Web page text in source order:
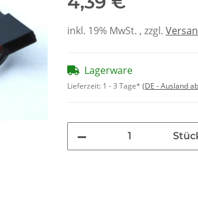
inkl. 19% MwSt. , zzgl.
Lagerware
Lieferzeit: 1 - 3 Tage* (DE - Ausland